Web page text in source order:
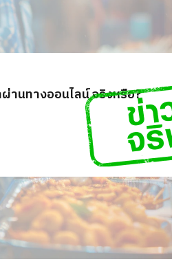
านทางออนไลน์ จริงหรือ?